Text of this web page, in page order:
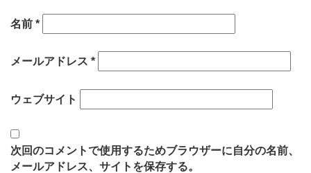
名前 *
メールアドレス *
ウェブサイト
次回のコメントで使用するためブラウザーに自分の名前、
メールアドレス、サイトを保存する。